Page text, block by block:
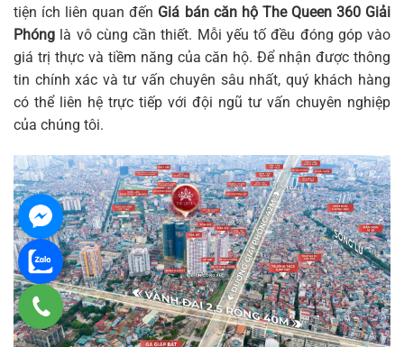
tiện ích liên quan đến Giá bán căn hộ The Queen 360 Giải
Phóng là vô cùng cần thiết. Mỗi yếu tố đều đóng góp vào
giá trị thực và tiềm năng của căn hộ. Để nhận được thông
tin chính xác và tư vấn chuyên sâu nhất, quý khách hàng
có thể liên hệ trực tiếp với đội ngũ tư vấn chuyên nghiệp
của chúng tôi.